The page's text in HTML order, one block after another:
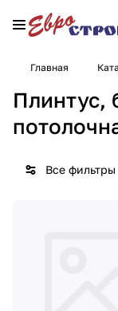
Главная
Плинтус,
Все фильтры